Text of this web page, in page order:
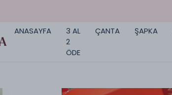
ANASAYFA
3 AL
2
ÖDE
ÇANTA ŞAPKA